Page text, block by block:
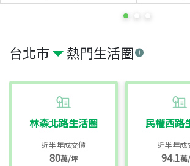
台北市 熱門生活圈
林森北路生活圈
近半年成交價
80萬/坪
民權西路
近半年成
94.1萬